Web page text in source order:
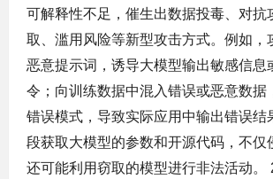
可解释性不足，催生出数据投毒、对抗
取、滥用风险等新型攻击方式。例如，
恶意提示词，诱导大模型输出敏感信息
令；向训练数据中混入错误或恶意数据
错误模式，导致实际应用中输出错误结
段获取大模型的参数和开源代码，不仅
还可能利用窃取的模型进行非法活动。